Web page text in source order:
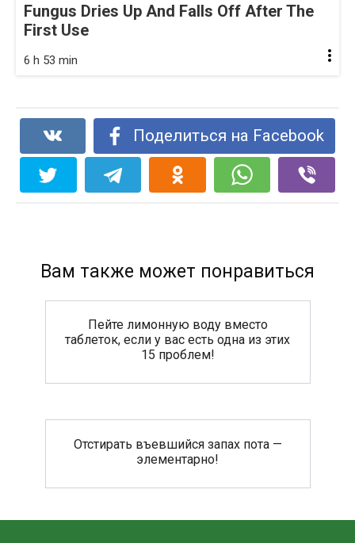
Fungus Dries Up And Falls Off After The
First Use
6 h 53 min
Поделиться на Facebook
Вам также может понравиться
Пейте лимонную воду вместо
таблеток, если у вас есть одна из этих
15 проблем!
Отстирать въевшийся запах пота —
элементарно!